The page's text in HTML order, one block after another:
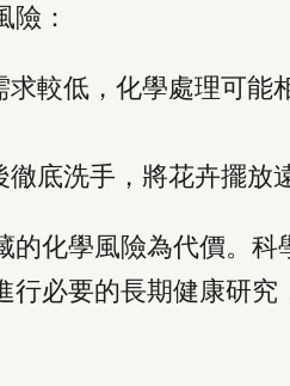
：
求較低，化學處理可能
底洗手，將花卉擺放
化學風險為代價。
必要的長期健康研